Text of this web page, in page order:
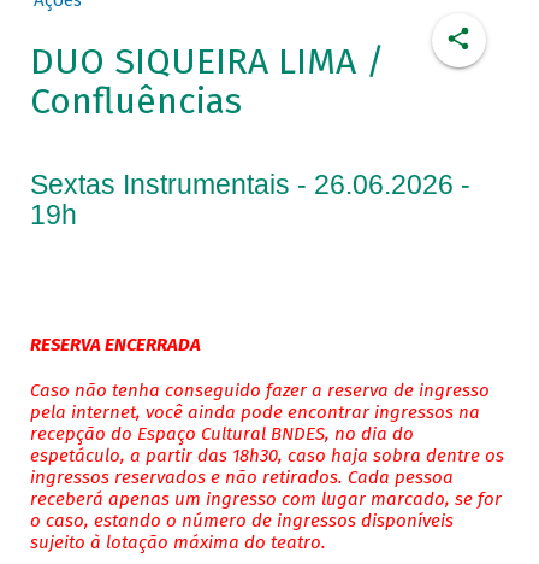
DUO SIQUEIRA LIMA /
Confluências
Sextas Instrumentais - 26.06.2026 -
19h
RESERVA ENCERRADA
Caso não tenha conseguido fazer a reserva de ingresso
pela internet, você ainda pode encontrar ingressos na
recepção do Espaço Cultural BNDES, no dia do
espetáculo, a partir das 18h30, caso haja sobra dentre os
ingressos reservados e não retirados. Cada pessoa
receberá apenas um ingresso com lugar marcado, se for
o caso, estando o número de ingressos disponíveis
sujeito à lotação máxima do teatro.